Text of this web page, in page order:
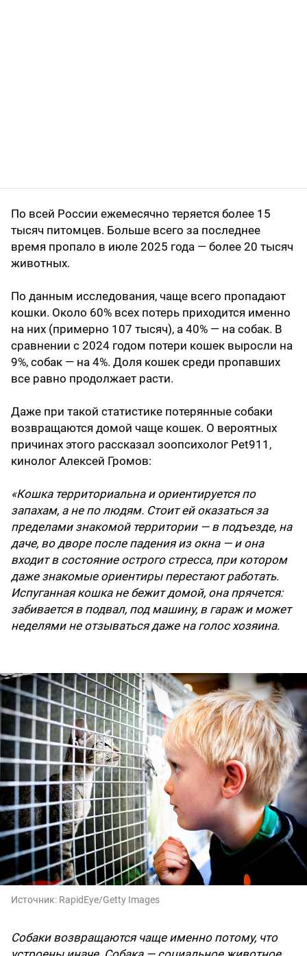
По всей России ежемесячно теряется более 15
тысяч питомцев. Больше всего за последнее
время пропало в июле 2025 года — более 20 тысяч
животных.
По данным исследования, чаще всего пропадают
кошки. Около 60% всех потерь приходится именно
на них (примерно 107 тысяч), а 40% — на собак. В
сравнении с 2024 годом потери кошек выросли на
9%, собак — на 4%. Доля кошек среди пропавших
все равно продолжает расти.
Даже при такой статистике потерянные собаки
возвращаются домой чаще кошек. О вероятных
причинах этого рассказал зоопсихолог Pet911,
кинолог Алексей Громов:
«Кошка территориальна и ориентируется по
запахам, а не по людям. Стоит ей оказаться за
пределами знакомой территории — в подъезде, на
даче, во дворе после падения из окна — и она
входит в состояние острого стресса, при котором
даже знакомые ориентиры перестают работать.
Испуганная кошка не бежит домой, она прячется:
забивается в подвал, под машину, в гараж и может
неделями не отзываться даже на голос хозяина.
Источник: RapidEye/Getty Images
Собаки возвращаются чаще именно потому, что